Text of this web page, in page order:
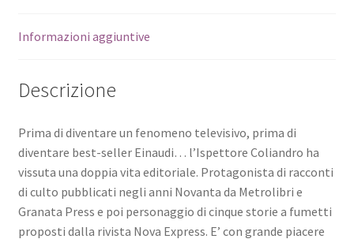
Informazioni aggiuntive
Descrizione
Prima di diventare un fenomeno televisivo, prima di
diventare best-seller Einaudi… l’Ispettore Coliandro ha
vissuta una doppia vita editoriale. Protagonista di racconti
di culto pubblicati negli anni Novanta da Metrolibri e
Granata Press e poi personaggio di cinque storie a fumetti
proposti dalla rivista Nova Express. E’ con grande piacere